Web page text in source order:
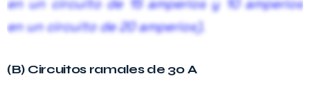
en un circuito de 15 amperios y 10 amperios
en un circuito de 20 amperios).
El requisito no se aplica a un circuito ramal
(B) Circuitos ramales de 30 A